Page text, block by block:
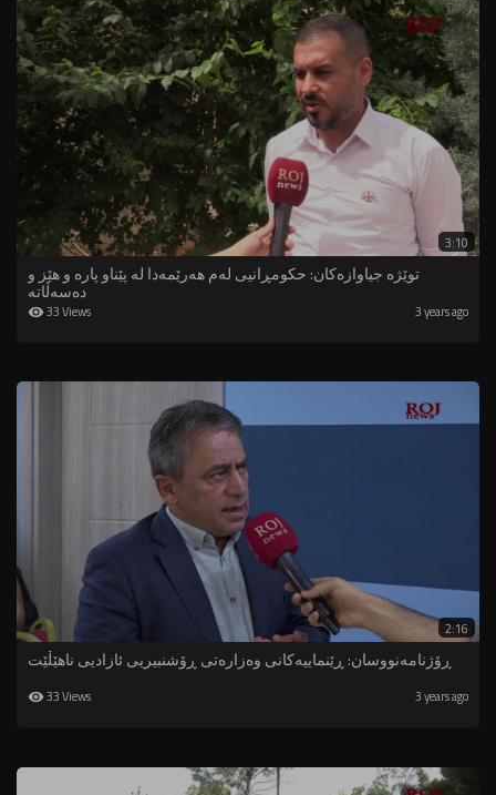
3:10
توێژە جیاوازەکان: حکومڕانیی لەم هەرێمەدا لە پێناو پارە و هێز و
دەسەڵاتە
33 Views 3 years ago
2:16
ڕۆژنامەنووسان: ڕێنماییەكانی وەزارەتی ڕۆشنبیریی ئازادیی ناهێڵێت
33 Views 3 years ago